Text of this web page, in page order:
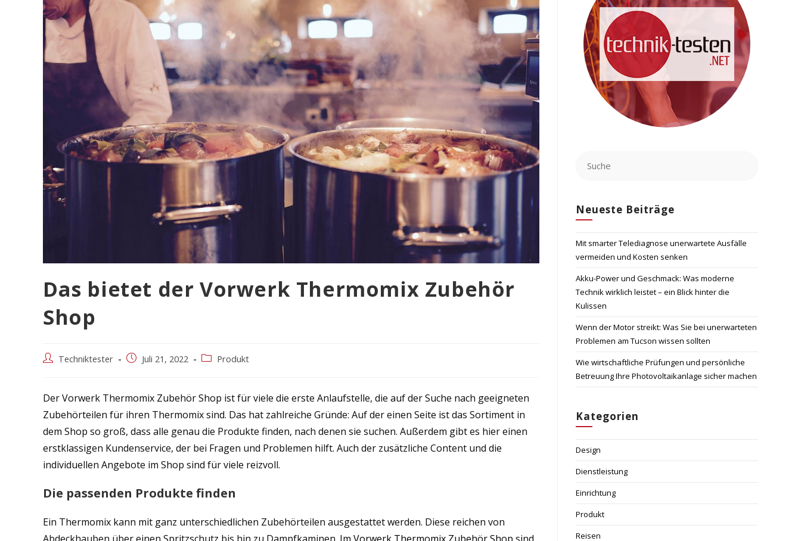
Das bietet der Vorwerk Thermomix Zubehör
Shop
Beitrags-Techniktester
BeitragJuli 21, 2022
Beitrags-
Produkt
Der Vorwerk Thermomix Zubehör Shop ist für viele die erste Anlaufstelle, die auf der Suche nach geeigneten
Zubehörteilen für ihren Thermomix sind. Das hat zahlreiche Gründe: Auf der einen Seite ist das Sortiment in
dem Shop so groß, dass alle genau die Produkte finden, nach denen sie suchen. Außerdem gibt es hier einen
erstklassigen Kundenservice, der bei Fragen und Problemen hilft. Auch der zusätzliche Content und die
individuellen Angebote im Shop sind für viele reizvoll.
Die passenden Produkte finden
Ein Thermomix kann mit ganz unterschiedlichen Zubehörteilen ausgestattet werden. Diese reichen von
Neueste Beiträge
Mit smarter Telediagnose unerwartete Ausfälle
vermeiden und Kosten senken
Akku-Power und Geschmack: Was moderne
Technik wirklich leistet – ein Blick hinter die
Kulissen
Wenn der Motor streikt: Was Sie bei unerwarteten
Problemen am Tucson wissen sollten
Wie wirtschaftliche Prüfungen und persönliche
Betreuung Ihre Photovoltaikanlage sicher machen
Kategorien
Design
Dienstleistung
Einrichtung
Produkt
Reisen